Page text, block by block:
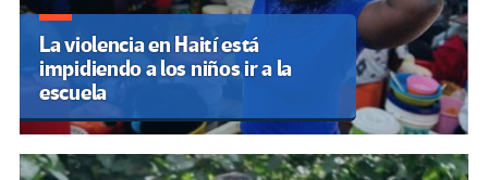
La violencia en Haití está
impidiendo a los niños ir a la
escuela